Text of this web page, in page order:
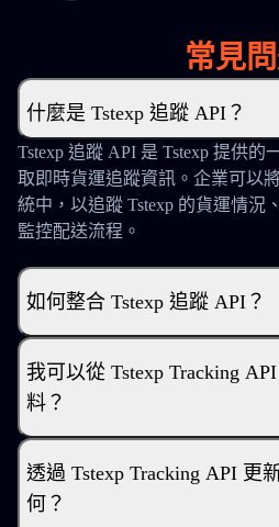
常見
什麼是 Tstexp 追蹤 API？
Tstexp 追蹤 API 是 Tstexp 提供
取即時貨運追蹤資訊。企業可以
統中，以追蹤 Tstexp 的貨運情況
監控配送流程。
如何整合 Tstexp 追蹤 API？
我可以從 Tstexp Tracking
料？
透過 Tstexp Tracking API 更
何？